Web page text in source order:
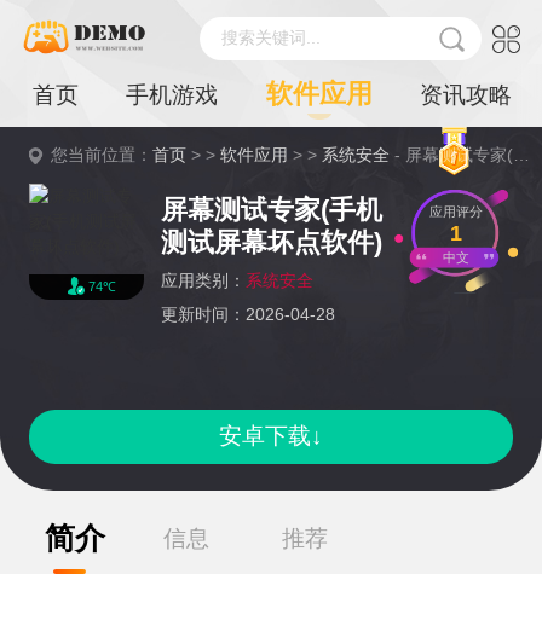
搜索关键词...
首页 手机游戏 软件应用 资讯攻略
您当前位置：首页 > >软件应用 > > 系统安全 - 屏幕测试专家(手机测试屏幕坏点软件)详情
74℃
屏幕测试专家(手机
测试屏幕坏点软件)
应用类别： 系统安全
更新时间：2026-04-28
应用评分
1
中文
安卓下载↓
简介 信息 推荐